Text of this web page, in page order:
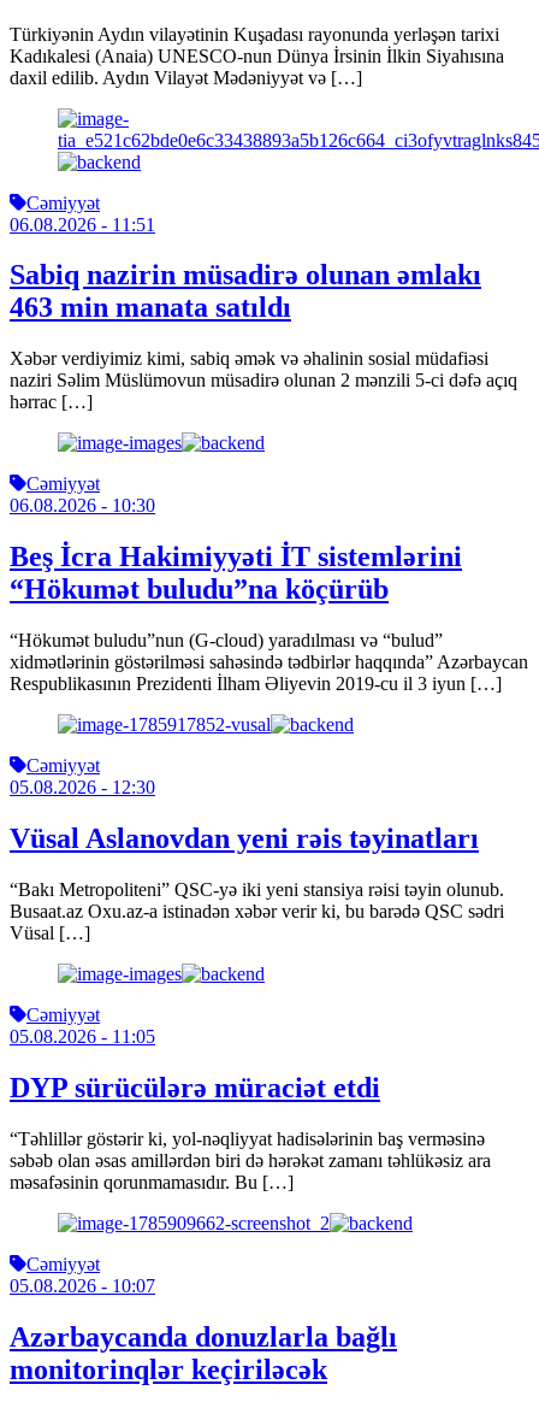
Türkiyənin Aydın vilayətinin Kuşadası rayonunda yerləşən tarixi
Kadıkalesi (Anaia) UNESCO-nun Dünya İrsinin İlkin Siyahısına
daxil edilib. Aydın Vilayət Mədəniyyət və […]
Cəmiyyət
06.08.2026 - 11:51
Sabiq nazirin müsadirə olunan əmlakı
463 min manata satıldı
Xəbər verdiyimiz kimi, sabiq əmək və əhalinin sosial müdafiəsi
naziri Səlim Müslümovun müsadirə olunan 2 mənzili 5-ci dəfə açıq
hərrac […]
Cəmiyyət
06.08.2026 - 10:30
Beş İcra Hakimiyyəti İT sistemlərini
“Hökumət buludu”na köçürüb
“Hökumət buludu”nun (G-cloud) yaradılması və “bulud”
xidmətlərinin göstərilməsi sahəsində tədbirlər haqqında” Azərbaycan
Respublikasının Prezidenti İlham Əliyevin 2019-cu il 3 iyun […]
Cəmiyyət
05.08.2026 - 12:30
Vüsal Aslanovdan yeni rəis təyinatları
“Bakı Metropoliteni” QSC-yə iki yeni stansiya rəisi təyin olunub.
Busaat.az Oxu.az-a istinadən xəbər verir ki, bu barədə QSC sədri
Vüsal […]
Cəmiyyət
05.08.2026 - 11:05
DYP sürücülərə müraciət etdi
“Təhlillər göstərir ki, yol-nəqliyyat hadisələrinin baş verməsinə
səbəb olan əsas amillərdən biri də hərəkət zamanı təhlükəsiz ara
məsafəsinin qorunmamasıdır. Bu […]
Cəmiyyət
05.08.2026 - 10:07
Azərbaycanda donuzlarla bağlı
monitorinqlər keçiriləcək